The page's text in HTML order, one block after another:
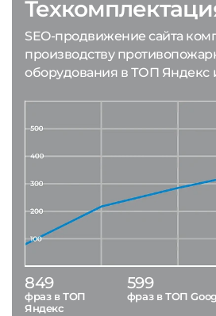
SEO-продвижение сайта
производству
оборудования в ТОП Яндекс
849
фраз в ТОП
Яндекс
599
фраз в ТОП